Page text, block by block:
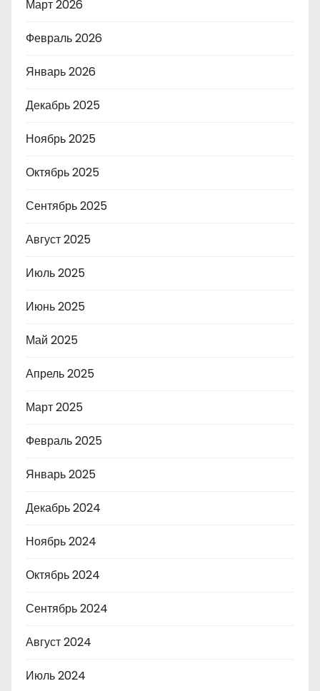
Март 2026
Февраль 2026
Январь 2026
Декабрь 2025
Ноябрь 2025
Октябрь 2025
Сентябрь 2025
Август 2025
Июль 2025
Июнь 2025
Май 2025
Апрель 2025
Март 2025
Февраль 2025
Январь 2025
Декабрь 2024
Ноябрь 2024
Октябрь 2024
Сентябрь 2024
Август 2024
Июль 2024